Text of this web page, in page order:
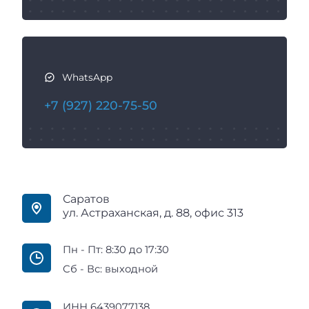
WhatsApp
+7 (927) 220-75-50
Саратов
ул. Астраханская, д. 88, офис 313
Пн - Пт: 8:30 до 17:30
Сб - Вс: выходной